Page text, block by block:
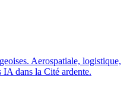
Aerospatiale, logistique,
IA dans la Cité ardente.